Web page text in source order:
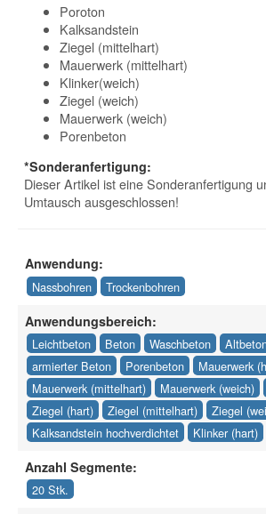
Poroton
Kalksandstein
Ziegel (mittelhart)
Mauerwerk (mittelhart)
Klinker(weich)
Ziegel (weich)
Mauerwerk (weich)
Porenbeton
*Sonderanfertigung:
Dieser Artikel ist eine Sonderanfertigung
Umtausch ausgeschlossen!
Anwendung:
Nassbohren Trockenbohren
Anwendungsbereich:
Leichtbeton Beton Waschbeton
armierter Beton
Porenbeton
Mauerwerk
Mauerwerk (mittelhart)
Mauerwerk (weich)
Ziegel (hart)
Ziegel (mittelhart) Ziegel
Kalksandstein hochverdichtet
Klinker (hart)
Anzahl Segmente:
20 Stk.